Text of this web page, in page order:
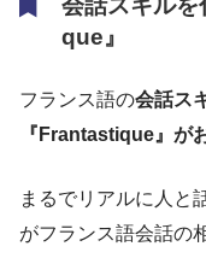
que』
フランス語の会話ス
『Frantastique』が
まるでリアルに人と
がフランス語会話の